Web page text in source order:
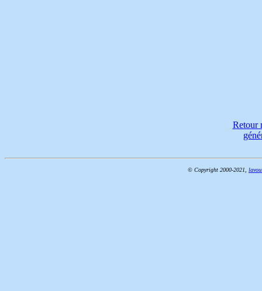
Retour
© Copyright 2000-2021,